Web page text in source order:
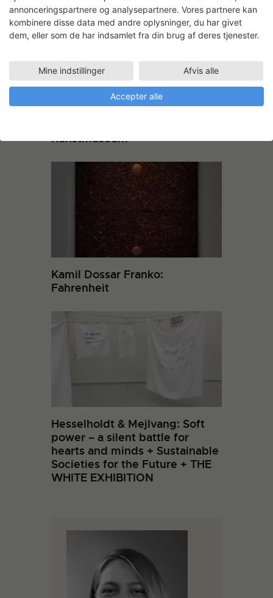
Kunstmuseum
Kamil Dossar Franko:
Fahrenheit
Hesselholdt & Mejlvang: Soft
power – a silent battle for
hearts and minds + Sustainable
Societies for the Future + THE
WHITE EXHIBITION
annonceringspartnere og analysepartnere. Vores partnere kan
kombinere disse data med andre oplysninger, du har givet
dem, eller som de har indsamlet fra din brug af deres tjenester.
Mine indstillinger Afvis alle
Accepter alle